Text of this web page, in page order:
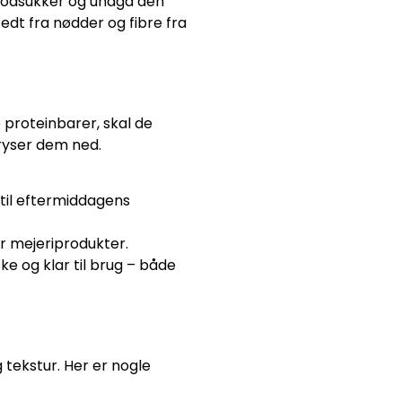
fra nødder og fibre fra
skal de
dem ned.
eftermiddagens
mejeriprodukter.
og klar til brug – både
Her er nogle